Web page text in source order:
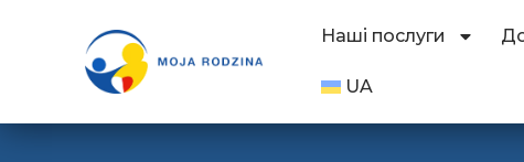
Наші послуги
UA